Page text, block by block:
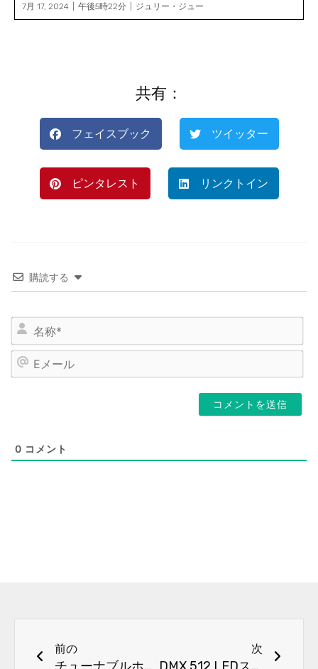
7月 17, 2024 午後5時22分 ジュリー・ジュー
共有：
フェイスブック ツイッター
ピンタレスト リンクトイン
購読する
名
E
ー
0 コメント
前の 次